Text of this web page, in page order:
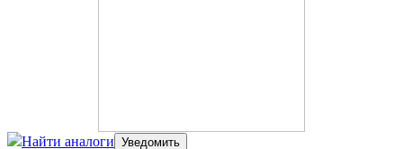
Найти аналоги